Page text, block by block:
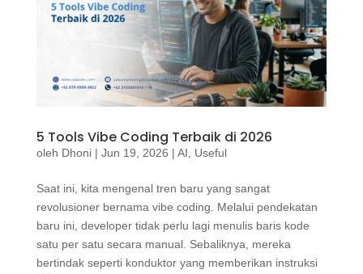
5 Tools Vibe Coding Terbaik di 2026
oleh Dhoni| Jun 19, 2026 | AI, Useful
Saat ini, kita mengenal tren baru yang sangat
revolusioner bernama vibe coding. Melalui pendekatan
baru ini, developer tidak perlu lagi menulis baris kode
satu per satu secara manual. Sebaliknya, mereka
bertindak seperti konduktor yang memberikan instruksi